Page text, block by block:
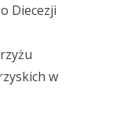
Diecezji
w